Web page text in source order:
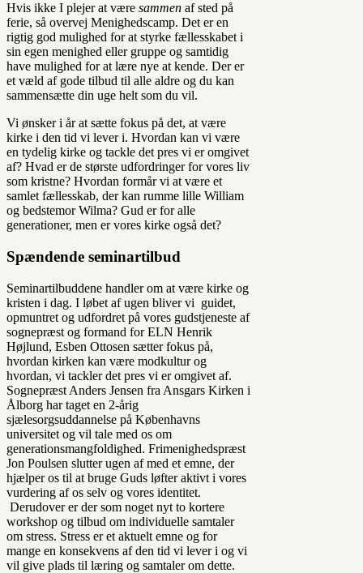
Hvis ikke I plejer at være sammen af sted på
ferie, så overvej Menighedscamp. Det er en
rigtig god mulighed for at styrke fællesskabet i
sin egen menighed eller gruppe og samtidig
have mulighed for at lære nye at kende. Der er
et væld af gode tilbud til alle aldre og du kan
sammensætte din uge helt som du vil.
Vi ønsker i år at sætte fokus på det, at være
kirke i den tid vi lever i. Hvordan kan vi være
en tydelig kirke og tackle det pres vi er omgivet
af? Hvad er de største udfordringer for vores liv
som kristne? Hvordan formår vi at være et
samlet fællesskab, der kan rumme lille William
og bedstemor Wilma? Gud er for alle
generationer, men er vores kirke også det?
Spændende seminartilbud
Seminartilbuddene handler om at være kirke og
kristen i dag. I løbet af ugen bliver vi guidet,
opmuntret og udfordret på vores gudstjeneste af
sognepræst og formand for ELN Henrik
Højlund, Esben Ottosen sætter fokus på,
hvordan kirken kan være modkultur og
hvordan, vi tackler det pres vi er omgivet af.
Sognepræst Anders Jensen fra Ansgars Kirken i
Ålborg har taget en 2-årig
sjælesorgsuddannelse på Københavns
universitet og vil tale med os om
generationsmangfoldighed. Frimenighedspræst
Jon Poulsen slutter ugen af med et emne, der
hjælper os til at bruge Guds løfter aktivt i vores
vurdering af os selv og vores identitet.
Derudover er der som noget nyt to kortere
workshop og tilbud om individuelle samtaler
om stress. Stress er et aktuelt emne og for
mange en konsekvens af den tid vi lever i og vi
vil give plads til læring og samtaler om dette.